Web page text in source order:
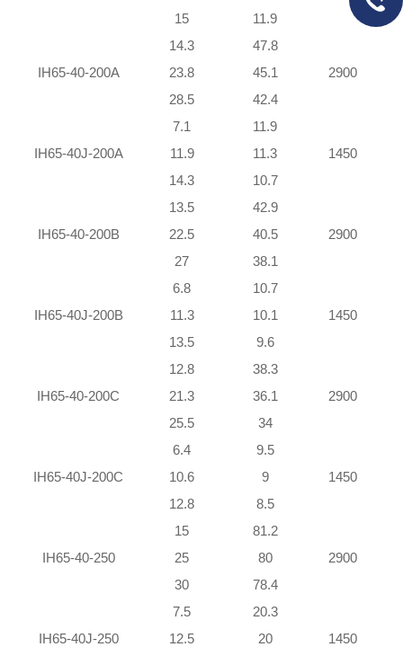
15 11.9
IH65-40-200A
14.3
23.8
28.5
47.8
45.1
42.4
2900
IH65-40J-200A
7.1
11.9
14.3
11.9
11.3
10.7
1450
IH65-40-200B
13.5
22.5
27
42.9
40.5
38.1
2900
IH65-40J-200B
6.8
11.3
13.5
10.7
10.1
9.6
1450
IH65-40-200C
12.8
21.3
25.5
38.3
36.1
34
2900
IH65-40J-200C
6.4
10.6
12.8
9.5
9
8.5
1450
IH65-40-250
15
25
30
81.2
80
78.4
2900
IH65-40J-250
7.5
12.5
20.3
20
1450